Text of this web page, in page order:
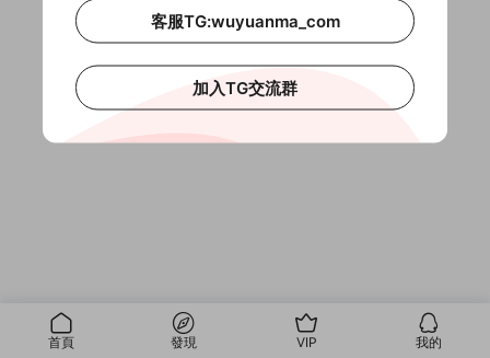
首頁 發現 VIP 我的
客服TG:wuyuanma_com
加入TG交流群